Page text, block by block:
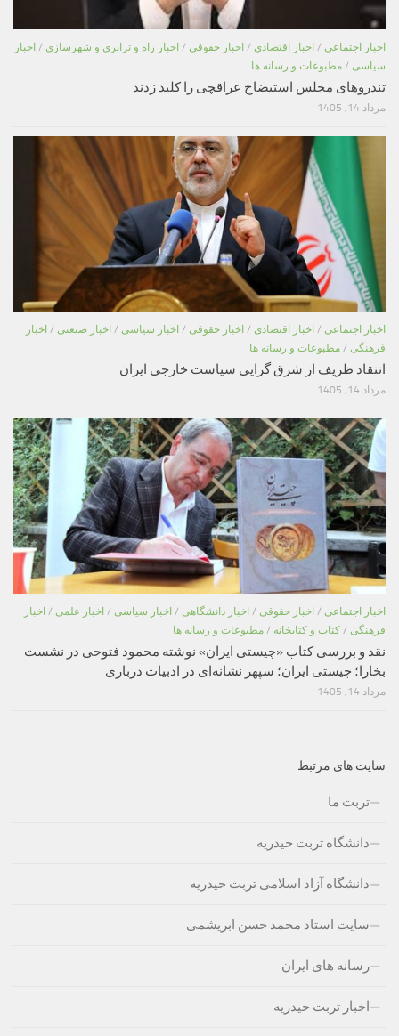
اخبار اجتماعی / اخبار اقتصادی / اخبار حقوقی / اخبار راه و ترابری و شهرسازی / اخبار
سیاسی / مطبوعات و رسانه ها
تندروهای مجلس استیضاح عراقچی را کلید زدند
مرداد 14, 1405
اخبار اجتماعی / اخبار اقتصادی / اخبار حقوقی / اخبار سیاسی / اخبار صنعتی / اخبار
فرهنگی / مطبوعات و رسانه ها
انتقاد ظریف از شرق گرایی سیاست خارجی ایران
مرداد 14, 1405
اخبار اجتماعی / اخبار حقوقی / اخبار دانشگاهی / اخبار سیاسی / اخبار علمی / اخبار
فرهنگی / کتاب و کتابخانه / مطبوعات و رسانه ها
نقد و بررسی کتاب «چیستی ایران» نوشته محمود فتوحی در نشست
بخارا؛ چیستی ایران؛ سپهر نشانه‌ای در ادبیات درباری
مرداد 14, 1405
سایت های مرتبط
تربت ما
دانشگاه تربت حیدریه
دانشگاه آزاد اسلامی تربت حیدریه
سایت استاد محمد حسن ابریشمی
رسانه های ایران
اخبار تربت حیدریه